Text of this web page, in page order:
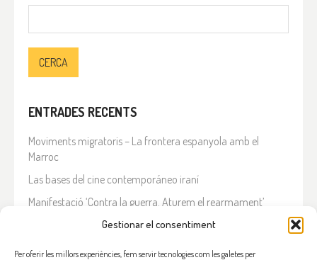
Gestionar el consentiment
Per oferir les millors experiències, fem servir tecnologies com les galetes per
ENTRADES RECENTS
Moviments migratoris – La frontera espanyola amb el
Marroc
Las bases del cine contemporáneo iraní
Manifestació ‘Contra la guerra. Aturem el rearmament’
En solidaritat amb el Líban
Què està passant a l’Iran?